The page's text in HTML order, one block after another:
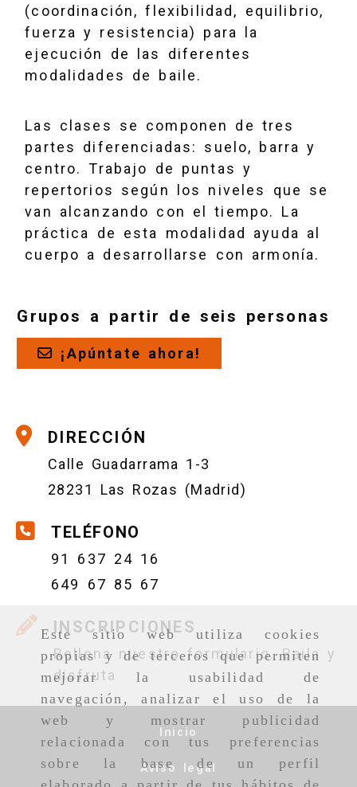
Este sitio web utiliza cookies
propias y de terceros que permiten
mejorar la usabilidad de
navegación, analizar el uso de la
web y mostrar publicidad
relacionada con tus preferencias
sobre la base de un perfil
(coordinación, flexibilidad, equilibrio,
fuerza y resistencia) para la
ejecución de las diferentes
modalidades de baile.
Las clases se componen de tres
partes diferenciadas: suelo, barra y
centro. Trabajo de puntas y
repertorios según los niveles que se
van alcanzando con el tiempo. La
práctica de esta modalidad ayuda al
cuerpo a desarrollarse con armonía.
Grupos a partir de seis personas
¡Apúntate ahora!
DIRECCIÓN
Calle Guadarrama 1-3
28231 Las Rozas (Madrid)
TELÉFONO
91 637 24 16
649 67 85 67
INSCRIPCIONES
Rellena nuestro formulario. Baila y
disfruta
Inicio
Aviso legal